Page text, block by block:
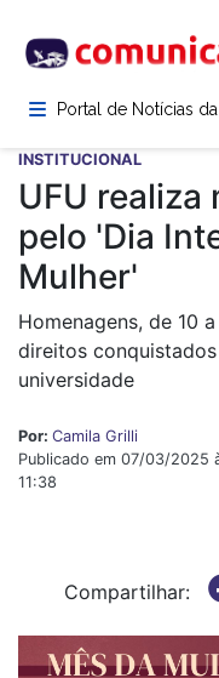
para
conteúdoPortal de Notícias
INSTITUCIONAL
UFU realiza
pelo 'Dia
Mulher'
Homenagens, de 10
direitos
universidade
Por: Camila Grilli
Publicado em 07/03/2025
11:38
Compartilhar: